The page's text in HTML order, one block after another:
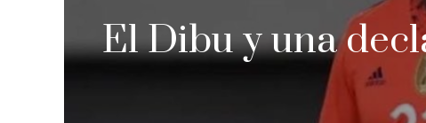
El Dibu y una